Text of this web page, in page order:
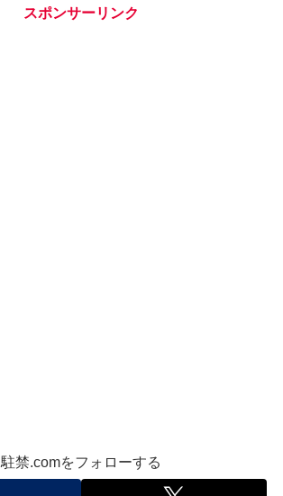
スポンサーリンク
駐禁.comをフォローする